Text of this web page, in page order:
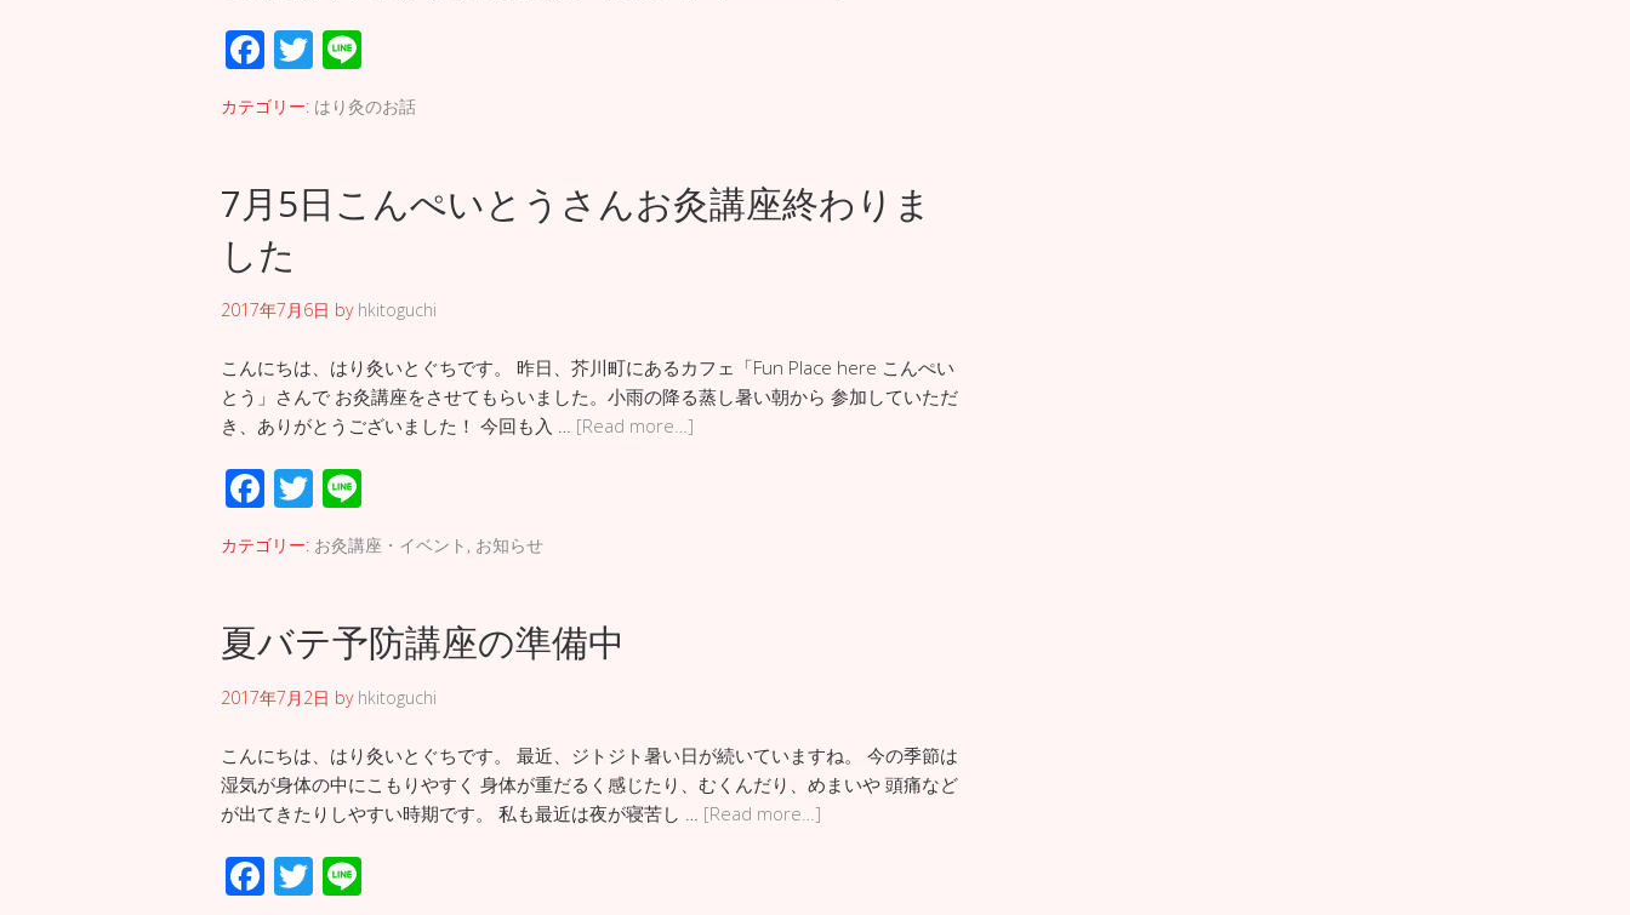
F
ac
e
o
o
k
T
wi
tt
n
e
カテゴリー: はり灸のお話
7月5日こんぺいとうさんお灸講座終わりま
した
2017年7月6日 by hkitoguchi
こんにちは、はり灸いとぐちです。 昨日、芥川町にあるカフェ「Fun Place here こんぺい
とう」さんで お灸講座をさせてもらいました。小雨の降る蒸し暑い朝から 参加していただ
き、ありがとうございました！ 今回も入 … [Read more…]
F
ac
e
o
o
k
T
wi
tt
n
e
カテゴリー: お灸講座・イベント , お知らせ
夏バテ予防講座の準備中
2017年7月2日 by hkitoguchi
こんにちは、はり灸いとぐちです。 最近、ジトジト暑い日が続いていますね。 今の季節は
湿気が身体の中にこもりやすく 身体が重だるく感じたり、むくんだり、めまいや 頭痛など
が出てきたりしやすい時期です。 私も最近は夜が寝苦し … [Read more…]
F T